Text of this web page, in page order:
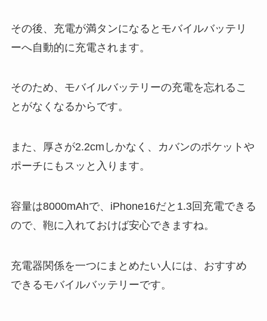
その後、充電が満タンになるとモバイルバッテリ
ーへ自動的に充電されます。
そのため、モバイルバッテリーの充電を忘れるこ
とがなくなるからです。
また、厚さが2.2cmしかなく、カバンのポケットや
ポーチにもスッと入ります。
容量は8000mAhで、iPhone16だと1.3回充電できる
ので、鞄に入れておけば安心できますね。
充電器関係を一つにまとめたい人には、おすすめ
できるモバイルバッテリーです。